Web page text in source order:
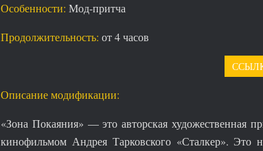
Особенности: Мод-притча
Продолжительность: от 4 часов
Описание модификации:
«Зона Покаяния» — это авторская художественная
кинофильмом Андрея Тарковского «Сталкер». Это